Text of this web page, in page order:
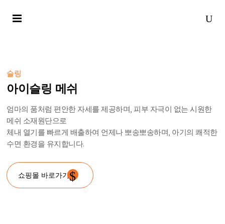
슬링
아이슬링 메쉬
엄마의 품처럼 편안한 자세를 제공하며, 피부 자극이 없는 시원한
메쉬 소재원단으로
체내 열기를 빠르게 배출하여 언제나 뽀송뽀송하며, 아기의 쾌적한
수면 환경을 유지합니다.
쇼핑몰 바로가기